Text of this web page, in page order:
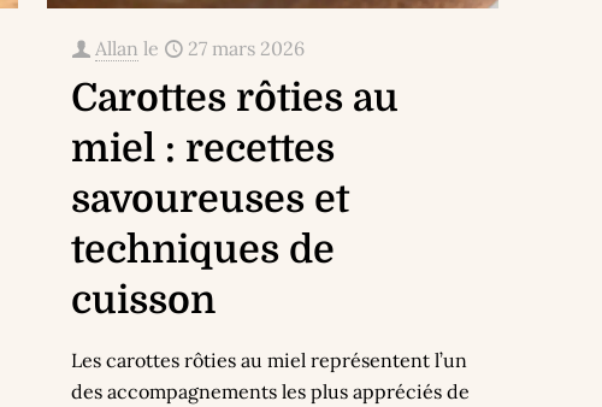
Allan le 27 mars 2026
Carottes rôties au
miel : recettes
savoureuses et
techniques de
cuisson
Les carottes rôties au miel représentent l’un
des accompagnements les plus appréciés de